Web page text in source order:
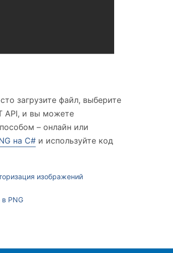
загрузите файл, выберите
API, и вы можете
– онлайн или
на C# и используйте код
изображений
в PNG